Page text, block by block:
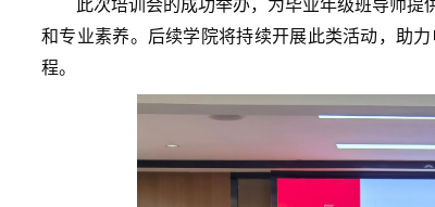
此次培训会的成功举办，为毕业年级班导师
和专业素养。 后续学院将持续开展此类活动，助
程。